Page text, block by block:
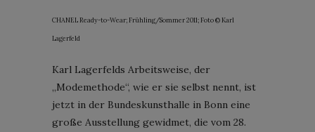
CHANEL Ready-to-Wear; Frühling/Sommer 2011; Foto © Karl
Lagerfeld
Karl Lagerfelds Arbeitsweise, der
„Modemethode“, wie er sie selbst nennt, ist
jetzt in der Bundeskunsthalle in Bonn eine
große Ausstellung gewidmet, die vom 28.